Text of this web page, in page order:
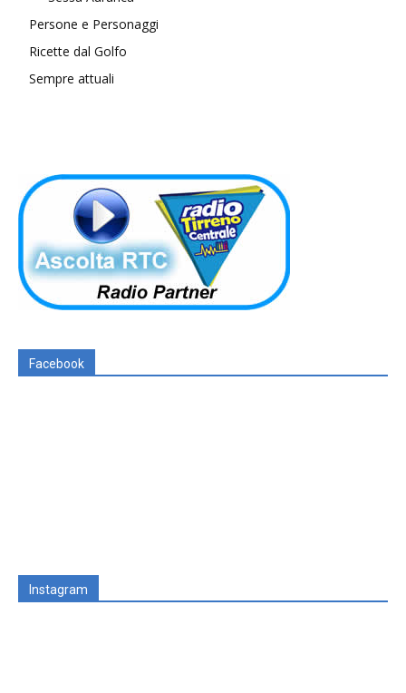
Persone e Personaggi
Ricette dal Golfo
Sempre attuali
Facebook
Instagram